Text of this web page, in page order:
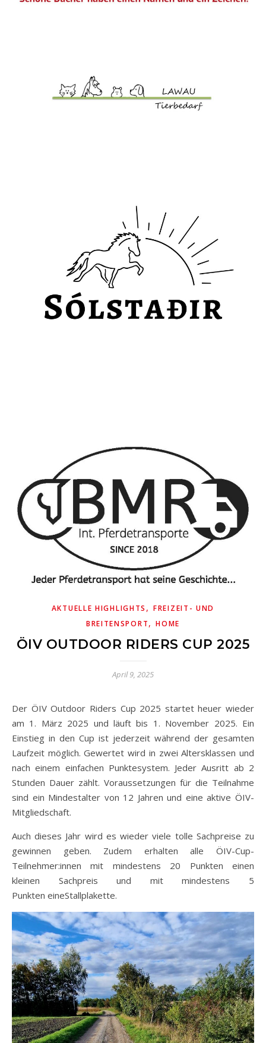
AKTUELLE HIGHLIGHTS ,FREIZEIT- UND
BREITENSPORT,HOME
ÖIV OUTDOOR RIDERS CUP 2025
April 9, 2025
Der ÖIV Outdoor Riders Cup 2025 startet heuer wieder
am 1. März 2025 und läuft bis 1. November 2025. Ein
Einstieg in den Cup ist jederzeit während der gesamten
Laufzeit möglich. Gewertet wird in zwei Altersklassen und
nach einem einfachen Punktesystem. Jeder Ausritt ab 2
Stunden Dauer zählt. Voraussetzungen für die Teilnahme
sind ein Mindestalter von 12 Jahren und eine aktive ÖIV-
Mitgliedschaft.
Auch dieses Jahr wird es wieder viele tolle Sachpreise zu
gewinnen geben. Zudem erhalten alle ÖIV-Cup-
Teilnehmer:innen mit mindestens 20 Punkten einen
kleinen Sachpreis und mit mindestens 5
Punkten eineStallplakette.